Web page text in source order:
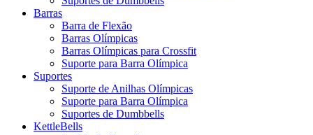
Barras
Barra de Flexão
Barras Olímpicas
Barras Olímpicas para Crossfit
Suporte para Barra Olímpica
Suportes
Suporte de Anilhas Olímpicas
Suporte para Barra Olímpica
Suportes de Dumbbells
KettleBells